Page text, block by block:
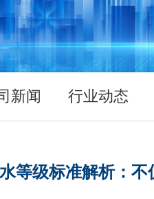
新闻 行业动态
等级标准解析：